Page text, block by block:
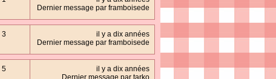
Dernier message par framboisede
3
il y a dix années
Dernier message par framboisede
5
il y a dix années
Dernier message par tarko